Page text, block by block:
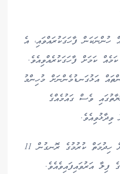
ހުންނަކަން ފާހަގަކުރައްވައި، އެ
ކަމަށް ފާހަގަކުރެއްވިއެވެ.
އަޅުގަނޑުމެންނަށް މުހިންމު
ވެސް ގައުމެއްގެ
މި ޖަލްސާގައި ދިވެހި ތާރީހަށް ހިދުމަތް ކުރުމުގެ ރޮނގުން 11
ފިލާ އަރުވައިފައިވެއެވެ.